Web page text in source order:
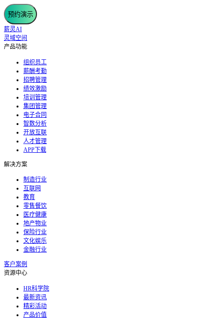
预约演示
薪灵AI
灵域空间
产品功能
组织员工
薪酬考勤
招聘管理
绩效激励
培训管理
集团管理
电子合同
智数分析
开放互联
人才管理
APP下载
解决方案
制造行业
互联网
教育
零售餐饮
医疗健康
地产物业
保险行业
文化娱乐
金融行业
客户案例
资源中心
HR科学院
最新资讯
精彩活动
产品价值